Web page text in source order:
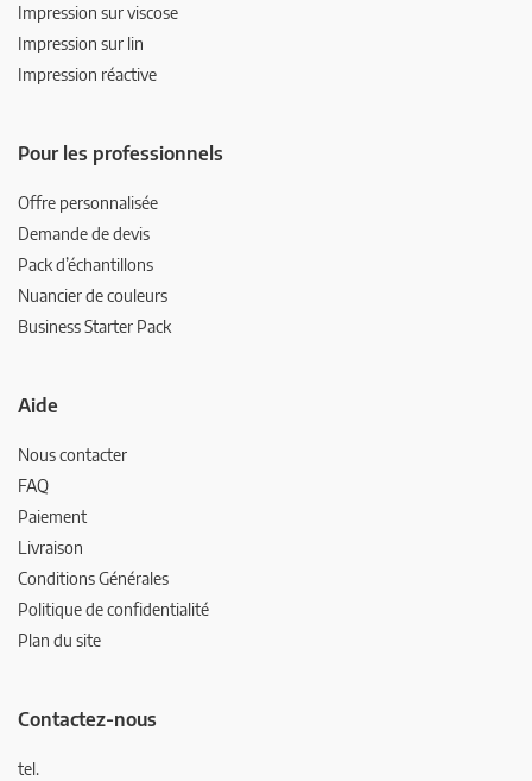
Impression sur viscose
Impression sur lin
Impression réactive
Pour les professionnels
Offre personnalisée
Demande de devis
Pack d’échantillons
Nuancier de couleurs
Business Starter Pack
Aide
Nous contacter
FAQ
Paiement
Livraison
Conditions Générales
Politique de confidentialité
Plan du site
Contactez-nous
tel.